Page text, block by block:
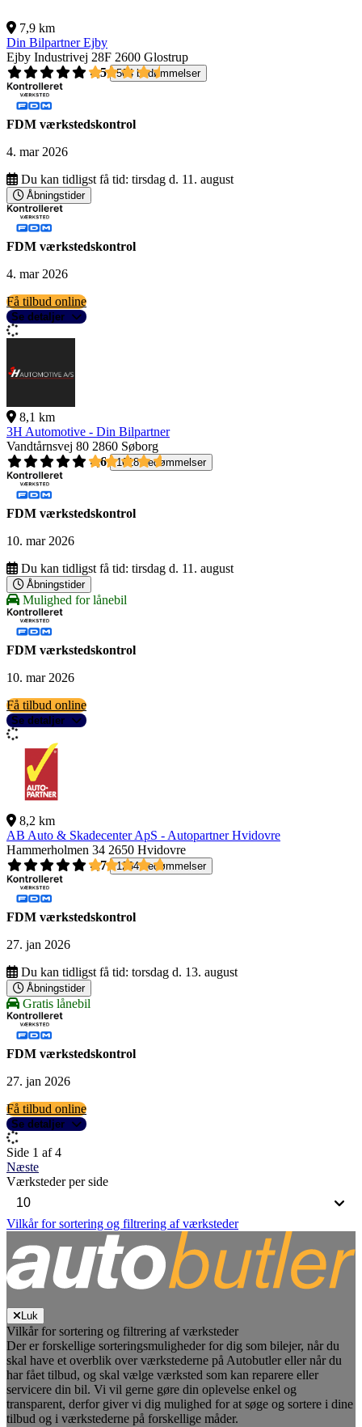
7,9 km
Din Bilpartner Ejby
Ejby Industrivej 28F 2600 Glostrup
4,5
504 bedømmelser
FDM værkstedskontrol
4. mar 2026
Du kan tidligst få tid: tirsdag d. 11. august
Åbningstider
FDM værkstedskontrol
4. mar 2026
Få tilbud online
Se detaljer
8,1 km
3H Automotive - Din Bilpartner
Vandtårnsvej 80 2860 Søborg
4,6
1618 bedømmelser
FDM værkstedskontrol
10. mar 2026
Du kan tidligst få tid: tirsdag d. 11. august
Åbningstider
Mulighed for lånebil
FDM værkstedskontrol
10. mar 2026
Få tilbud online
Se detaljer
8,2 km
AB Auto & Skadecenter ApS - Autopartner Hvidovre
Hammerholmen 34 2650 Hvidovre
4,7
1264 bedømmelser
FDM værkstedskontrol
27. jan 2026
Du kan tidligst få tid: torsdag d. 13. august
Åbningstider
Gratis lånebil
FDM værkstedskontrol
27. jan 2026
Få tilbud online
Se detaljer
Side 1 af 4
Næste
Værksteder per side
Vilkår for sortering og filtrering af værksteder
Luk
Vilkår for sortering og filtrering af værksteder
Der er forskellige sorteringsmuligheder for dig som bilejer, når du
skal have et overblik over værkstederne på Autobutler eller når du
har fået tilbud, og skal vælge værksted som kan reparere eller
servicere din bil. Vi vil gerne gøre din oplevelse enkel og
transparent, derfor giver vi dig mulighed for at søge og sortere i dine
tilbud og i værkstederne på forskellige måder.